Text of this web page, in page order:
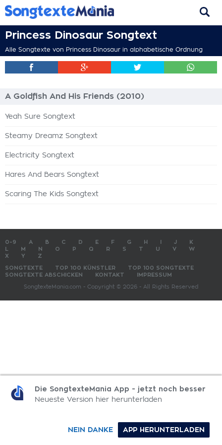
Princess Dinosaur Songtext
Alle Songtexte von Princess Dinosaur in alphabetische Ordnung
A Goldfish And His Friends (2010)
Yeah Sure Songtext
Steamy Dreamz Songtext
Electricity Songtext
Hares And Bears Songtext
Scaring The Kids Songtext
0-9 A B C D E F G H J
K
M N O P Q R S T U V
W
X
Y Z
SONGTEXTE TOP 100 KÜNSTLER
TOP 100 SONGTEXTE
SONGTEXTE ABSCHICKEN
KONTAKT IMPRESSUM
SongtexteMania.com - Copyright © 2026 - All Rights Reserved
Die SongtexteMania App - jetzt noch besser
Neueste Version hier herunterladen
APP HERUNTERLADEN
NEIN DANKE